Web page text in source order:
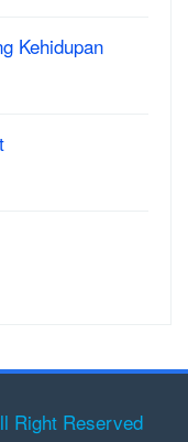
Kehidupan
Right Reserved